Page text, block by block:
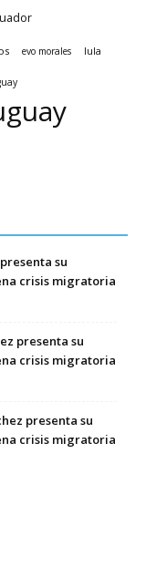
evo morales lula
su
crisis migratoria
presenta su
crisis migratoria
presenta su
crisis migratoria